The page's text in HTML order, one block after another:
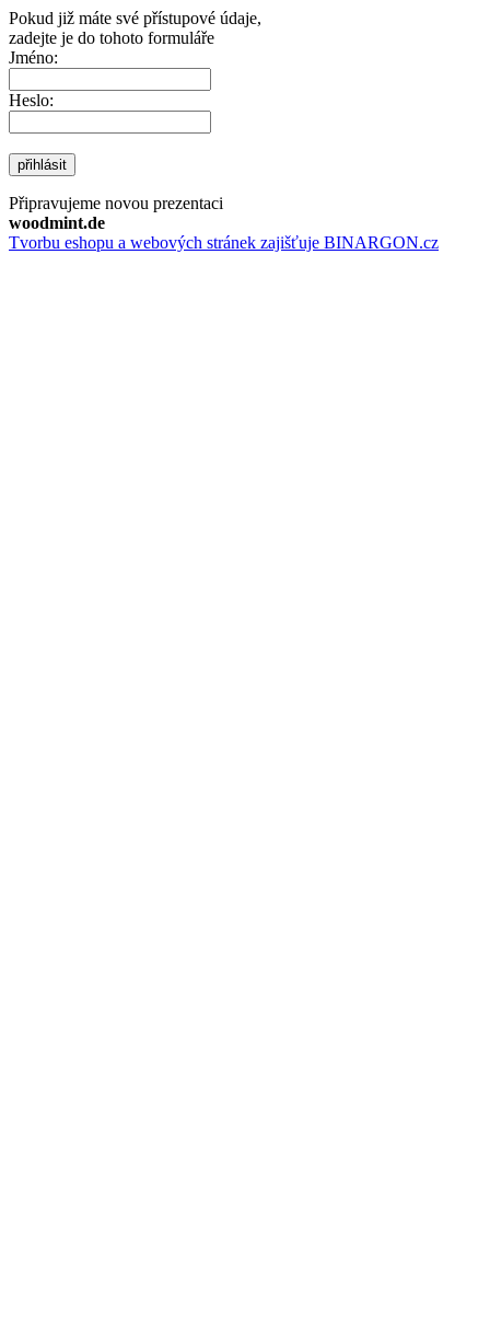
Pokud již máte své přístupové údaje,
zadejte je do tohoto formuláře
Jméno:
Heslo:
přihlásit
Připravujeme novou prezentaci
woodmint.de
Tvorbu eshopu a webových stránek zajišťuje BINARGON.cz